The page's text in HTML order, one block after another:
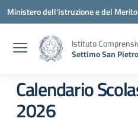
Vai ai contenuti
Vai al menu di navigazione
Vai al footer
Ministero dell'Istruzione e del Merito
Istituto
Settimo San Pietro
Calendario
2026